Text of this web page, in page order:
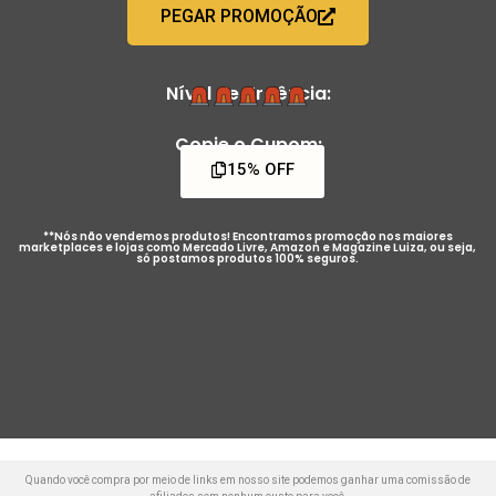
PEGAR PROMOÇÃO
Nível de Urgência:
Copie o Cupom:
15% OFF
**Nós não vendemos produtos! Encontramos promoção nos maiores
marketplaces e lojas como Mercado Livre, Amazon e Magazine Luiza, ou seja,
só postamos produtos 100% seguros.
Quando você compra por meio de links em nosso site podemos ganhar uma comissão de